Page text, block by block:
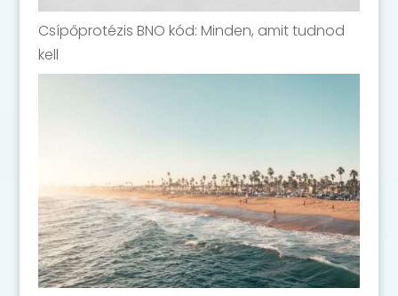
Csípőprotézis BNO kód: Minden, amit tudnod
kell